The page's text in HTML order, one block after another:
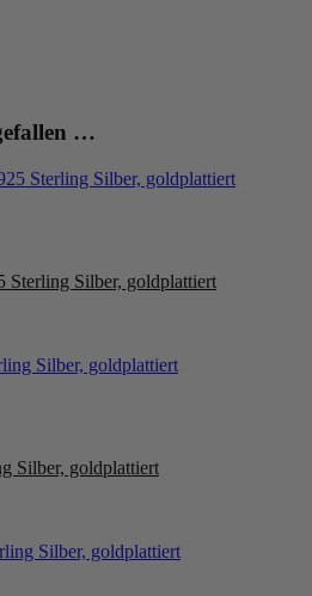
…
Sterling Silber, goldplattiert
Silber, goldplattiert